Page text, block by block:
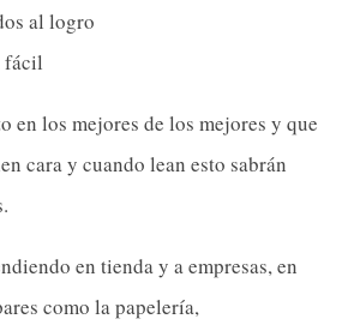
al logro
fácil
en los mejores de los mejores y que
cara y cuando lean esto sabrán
en tienda y a empresas, en
como la papelería,